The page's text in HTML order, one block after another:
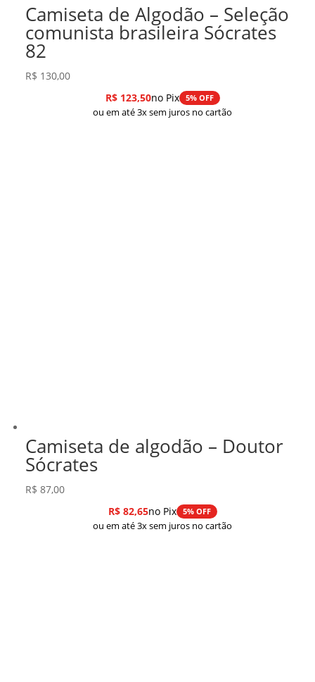
Camiseta de Algodão – Seleção
comunista brasileira Sócrates
82
R$ 130,00
R$123,50no Pix 5% OFF
ou em até 3x sem juros no cartão
Camiseta de algodão – Doutor
Sócrates
R$ 87,00
R$82,65no Pix 5% OFF
ou em até 3x sem juros no cartão